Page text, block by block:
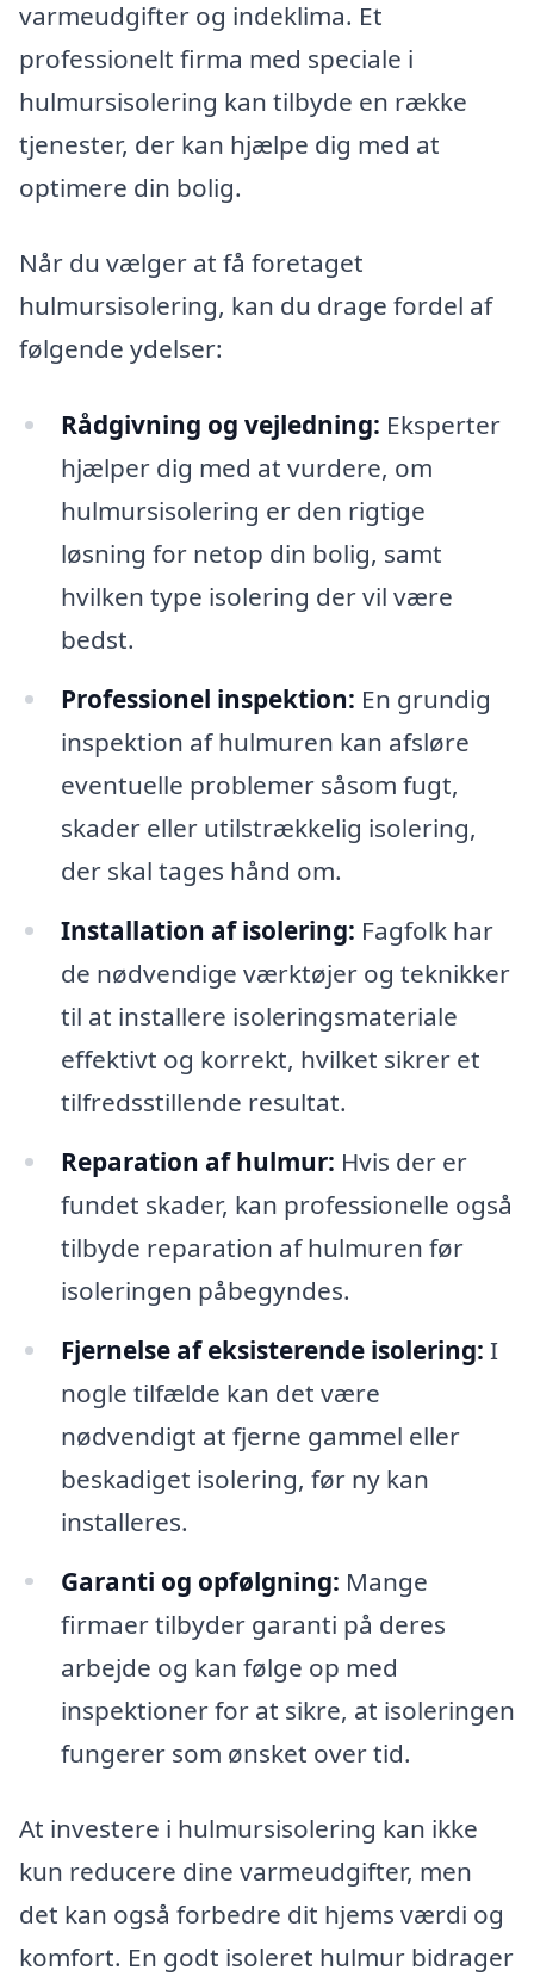
varmeudgifter og indeklima. Et
professionelt firma med speciale i
hulmursisolering kan tilbyde en række
tjenester, der kan hjælpe dig med at
optimere din bolig.
Når du vælger at få foretaget
hulmursisolering, kan du drage fordel af
følgende ydelser:
Rådgivning og vejledning: Eksperter
hjælper dig med at vurdere, om
hulmursisolering er den rigtige
løsning for netop din bolig, samt
hvilken type isolering der vil være
bedst.
Professionel inspektion: En grundig
inspektion af hulmuren kan afsløre
eventuelle problemer såsom fugt,
skader eller utilstrækkelig isolering,
der skal tages hånd om.
Installation af isolering: Fagfolk har
de nødvendige værktøjer og teknikker
til at installere isoleringsmateriale
effektivt og korrekt, hvilket sikrer et
tilfredsstillende resultat.
Reparation af hulmur: Hvis der er
fundet skader, kan professionelle også
tilbyde reparation af hulmuren før
isoleringen påbegyndes.
Fjernelse af eksisterende isolering: I
nogle tilfælde kan det være
nødvendigt at fjerne gammel eller
beskadiget isolering, før ny kan
installeres.
Garanti og opfølgning: Mange
firmaer tilbyder garanti på deres
arbejde og kan følge op med
inspektioner for at sikre, at isoleringen
fungerer som ønsket over tid.
At investere i hulmursisolering kan ikke
kun reducere dine varmeudgifter, men
det kan også forbedre dit hjems værdi og
komfort. En godt isoleret hulmur bidrager